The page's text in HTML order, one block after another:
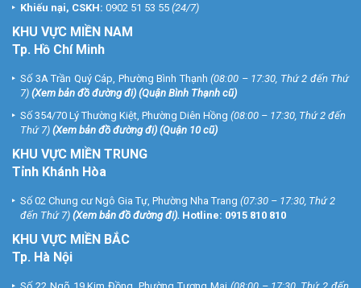
Khiếu nại, CSKH: 0902 51 53 55 (24/7)
KHU VỰC MIỀN NAM
Tp. Hồ Chí Minh
Số 3A Trần Quý Cáp, Phường Bình Thạnh (08:00 – 17:30, Thứ 2 đến Thứ
7) (Xem bản đồ đường đi) (Quận Bình Thạnh cũ)
Số 354/70 Lý Thường Kiệt, Phường Diên Hồng (08:00 – 17:30, Thứ 2 đến
Thứ 7) (Xem bản đồ đường đi) (Quận 10 cũ)
KHU VỰC MIỀN TRUNG
Tỉnh Khánh Hòa
Số 02 Chung cư Ngô Gia Tự, Phường Nha Trang (07:30 – 17:30, Thứ 2
đến Thứ 7) (Xem bản đồ đường đi). Hotline: 0915 810 810
KHU VỰC MIỀN BẮC
Tp. Hà Nội
Số 22 Ngõ 19 Kim Đồng, Phường Tương Mai (08:00 – 17:30, Thứ 2 đến